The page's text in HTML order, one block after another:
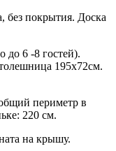
без покрытия. Доска
до 6 -8 гостей).
195х72см.
периметр в
220 см.
на крышу.